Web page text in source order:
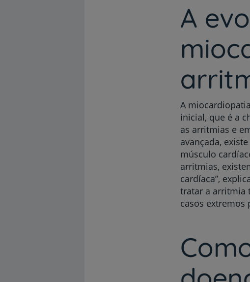
A
A
inicial, que é a
as arritmias e
avançada,
músculo
arritmias,
cardíaca”,
tratar a arritmia
casos extremos